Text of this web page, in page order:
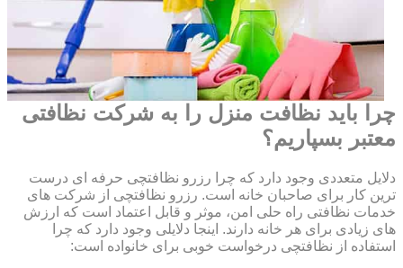
چرا باید نظافت منزل را به شرکت نظافتی
معتبر بسپاریم؟
دلایل متعددی وجود دارد که چرا رزرو نظافتچی حرفه ای درست
ترین کار برای صاحبان خانه است. رزرو نظافتچی از شرکت های
خدمات نظافتی راه حلی امن، موثر و قابل اعتماد است که ارزش
های زیادی برای هر خانه دارند. اینجا دلایلی وجود دارد که چرا
استفاده از نظافتچی درخواست خوبی برای خانواده است: